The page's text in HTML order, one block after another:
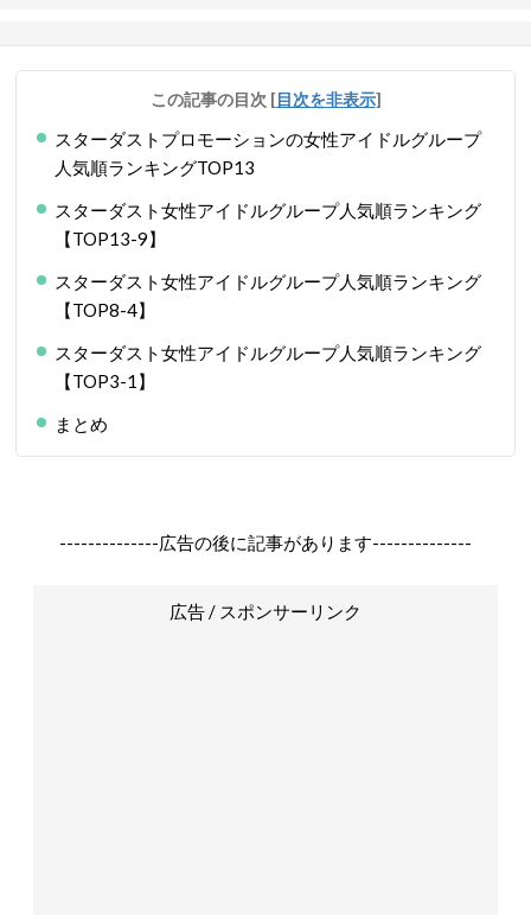
この記事の目次 [目次を非表示]
スターダストプロモーションの女性アイドルグループ
人気順ランキングTOP13
スターダスト女性アイドルグループ人気順ランキング
【TOP13-9】
スターダスト女性アイドルグループ人気順ランキング
【TOP8-4】
スターダスト女性アイドルグループ人気順ランキング
【TOP3-1】
まとめ
--------------広告の後に記事があります--------------
広告 / スポンサーリンク